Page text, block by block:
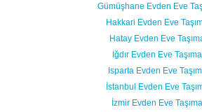
Gümüşhane Evden Eve
Hakkari Evden Eve
Hatay Evden Eve
Iğdır Evden Eve Taşıma
Isparta Evden Eve
İstanbul Evden Eve
İzmir Evden Eve Taşıma